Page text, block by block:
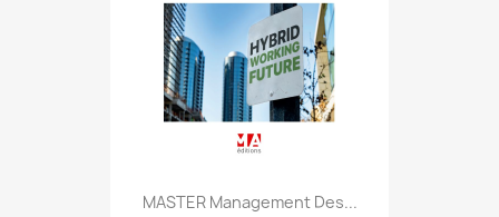
MASTER Management Des...